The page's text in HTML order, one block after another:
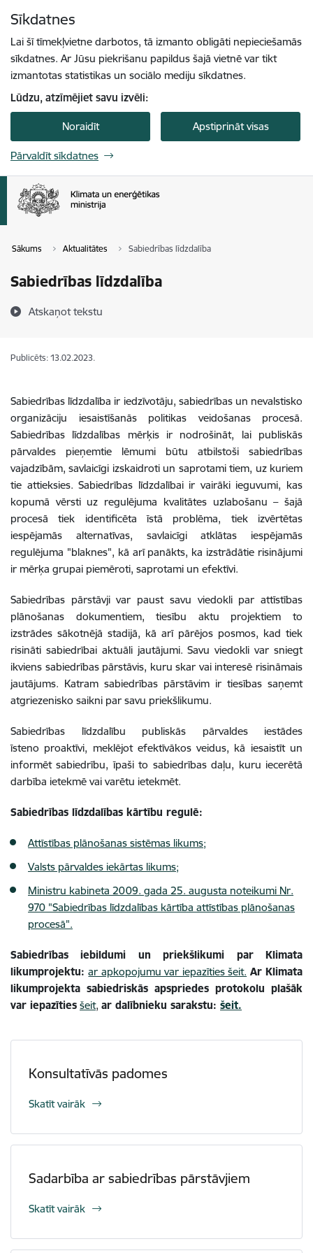
Sīkdatnes
Lai šī tīmekļvietne darbotos, tā izmanto obligāti nepieciešamās
sīkdatnes. Ar Jūsu piekrišanu papildus šajā vietnē var tikt
izmantotas statistikas un sociālo mediju sīkdatnes.
Lūdzu, atzīmējiet savu izvēli:
Noraidīt Apstiprināt visas
Pārvaldīt sīkdatnes
Sākums Aktualitātes Sabiedrības līdzdalība
Sabiedrības līdzdalība
Atskaņot tekstu
Publicēts: 13.02.2023.
Sabiedrības līdzdalība ir iedzīvotāju, sabiedrības un nevalstisko
organizāciju iesaistīšanās politikas veidošanas procesā.
Sabiedrības līdzdalības mērķis ir nodrošināt, lai publiskās
pārvaldes pieņemtie lēmumi būtu atbilstoši sabiedrības
vajadzībām, savlaicīgi izskaidroti un saprotami tiem, uz kuriem
tie attieksies. Sabiedrības līdzdalībai ir vairāki ieguvumi, kas
kopumā vērsti uz regulējuma kvalitātes uzlabošanu – šajā
procesā tiek identificēta īstā problēma, tiek izvērtētas
iespējamās alternatīvas, savlaicīgi atklātas iespējamās
regulējuma "blaknes", kā arī panākts, ka izstrādātie risinājumi
ir mērķa grupai piemēroti, saprotami un efektīvi.
Sabiedrības pārstāvji var paust savu viedokli par attīstības
plānošanas dokumentiem, tiesību aktu projektiem to
izstrādes sākotnējā stadijā, kā arī pārējos posmos, kad tiek
risināti sabiedrībai aktuāli jautājumi. Savu viedokli var sniegt
ikviens sabiedrības pārstāvis, kuru skar vai interesē risināmais
jautājums. Katram sabiedrības pārstāvim ir tiesības saņemt
atgriezenisko saikni par savu priekšlikumu.
Sabiedrības līdzdalību publiskās pārvaldes iestādes
īsteno proaktīvi, meklējot efektīvākos veidus, kā iesaistīt un
informēt sabiedrību, īpaši to sabiedrības daļu, kuru iecerētā
darbība ietekmē vai varētu ietekmēt.
Sabiedrības līdzdalības kārtību regulē:
Attīstības plānošanas sistēmas likums;
Valsts pārvaldes iekārtas likums;
Ministru kabineta 2009. gada 25. augusta noteikumi Nr.
970 "Sabiedrības līdzdalības kārtība attīstības plānošanas
procesā".
Sabiedrības iebildumi un priekšlikumi par Klimata
likumprojektu:ar apkopojumu var iepazīties šeit. Ar Klimata
likumprojekta sabiedriskās apspriedes protokolu plašāk
var iepazīties šeit, ar dalībnieku sarakstu: šeit.
Konsultatīvās padomes
Skatīt vairāk
Sadarbība ar sabiedrības pārstāvjiem
Skatīt vairāk